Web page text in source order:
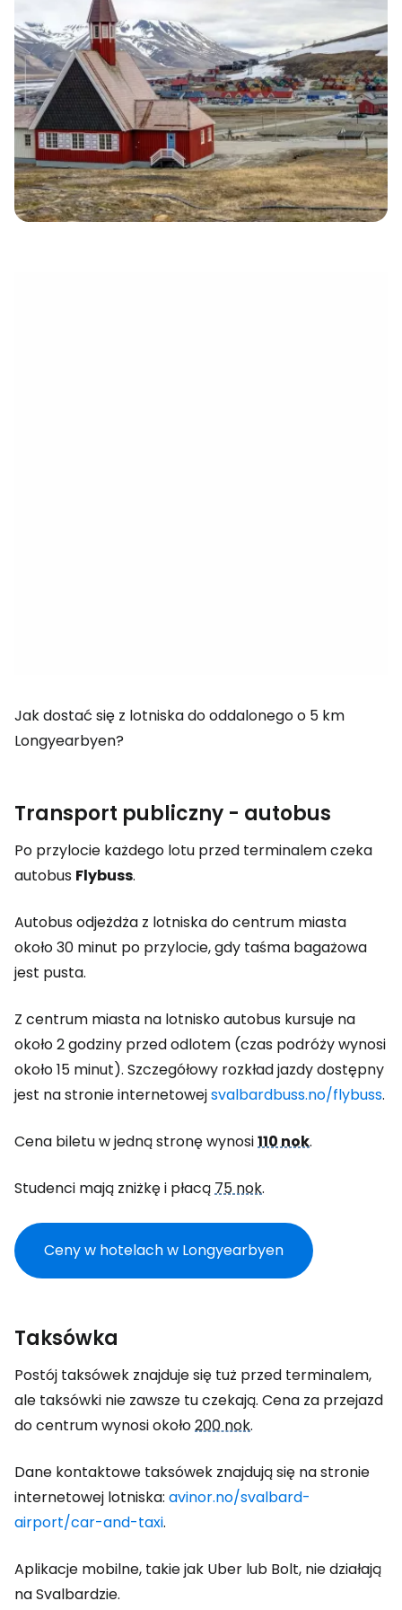
Jak dostać się z lotniska do oddalonego o 5 km
Longyearbyen?
Transport publiczny - autobus
Po przylocie każdego lotu przed terminalem czeka
autobus Flybuss.
Autobus odjeżdża z lotniska do centrum miasta
około 30 minut po przylocie, gdy taśma bagażowa
jest pusta.
Z centrum miasta na lotnisko autobus kursuje na
około 2 godziny przed odlotem (czas podróży wynosi
około 15 minut). Szczegółowy rozkład jazdy dostępny
jest na stronie internetowejsvalbardbuss.no/flybuss.
Cena biletu w jedną stronę wynosi110 nok.
Studenci mają zniżkę i płacą75 nok.
Ceny w hotelach w Longyearbyen
Taksówka
Postój taksówek znajduje się tuż przed terminalem,
ale taksówki nie zawsze tu czekają. Cena za przejazd
do centrum wynosi około200 nok.
Dane kontaktowe taksówek znajdują się na stronie
internetowej lotniska: avinor.no/svalbard-
airport/car-and-taxi.
Aplikacje mobilne, takie jak Uber lub Bolt, nie działają
na Svalbardzie.